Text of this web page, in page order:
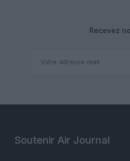
Recevez
Soutenir Air Journal